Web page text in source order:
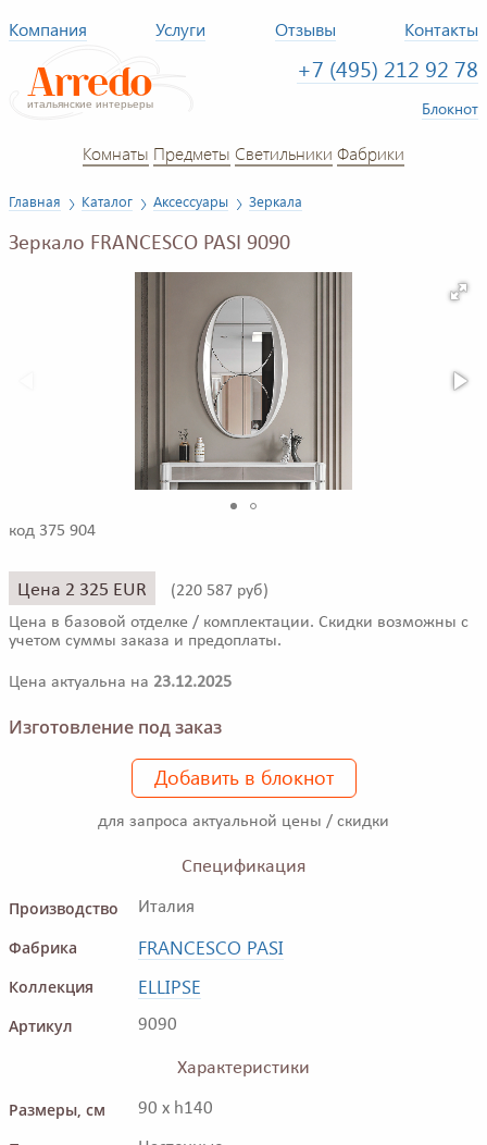
Компания Услуги Отзывы Контакты
+7 (495) 212 92 78
Блокнот
Комнаты Предметы Светильники Фабрики
Главная Каталог Аксессуары Зеркала
Зеркало FRANCESCO PASI 9090
код 375 904
Цена 2 325 EUR (220 587 руб)
Цена в базовой отделке / комплектации. Скидки возможны с
учетом суммы заказа и предоплаты.
Цена актуальна на 23.12.2025
Изготовление под заказ
Добавить в блокнот
для запроса актуальной цены / скидки
Спецификация
Производство
Италия
Фабрика FRANCESCO PASI
Коллекция ELLIPSE
Артикул 9090
Характеристики
Размеры, см
90 x h140